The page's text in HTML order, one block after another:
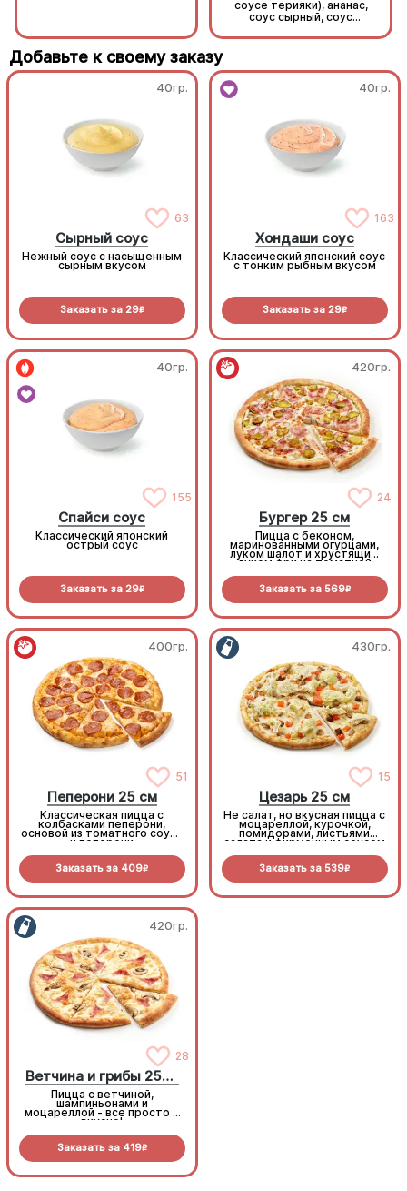
соусе терияки), ананас,
соус сырный, соус
Добавьте к своему заказу
40гр.
63
Сырный соус
Нежный соус с насыщенным
сырным вкусом
Заказать за 29R
40гр.
163
Хондаши соус
Классический японский соус
с тонким рыбным вкусом
Заказать за 29R
40гр.
155
Спайси соус
Классический японский
острый соус
Заказать за 29R
420гр.
24
Бургер 25 см
Пицца с беконом,
маринованными огурцами,
луком шалот и хрустящим
луком фри на томатной
Заказать за 569R
400гр.
51
Пеперони 25 см
Классическая пицца с
колбасками пеперони,
основой из томатного соуса
и пеперони
Заказать за 409R
430гр.
15
Цезарь 25 см
Не салат, но вкусная пицца с
моцареллой, курочкой,
помидорами, листьями
салата и фирменным соусом
Заказать за 539R
420гр.
28
Ветчина и грибы 25см
Пицца с ветчиной,
шампиньонами и
моцареллой - все просто и
вкусно!
Заказать за 419R